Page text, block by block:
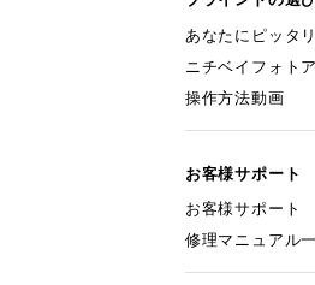
あなたにピッタ
ニチベイフォト
操作方法動画
お客様サポート
お客様サポート
修理マニュアル